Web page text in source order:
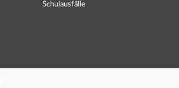
Schulausfälle